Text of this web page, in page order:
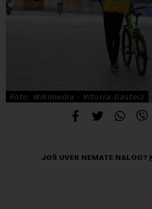
Foto: Wikimedia - Vitoria-Gasteiz
JOŠ UVEK NEMATE NALOG?